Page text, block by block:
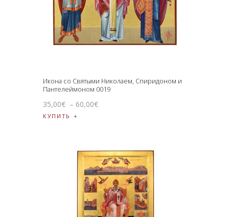
Икона со Святыми Николаем, Спиридоном и
Пантелеймоном 0019
35,00€ – 60,00€
КУПИТЬ